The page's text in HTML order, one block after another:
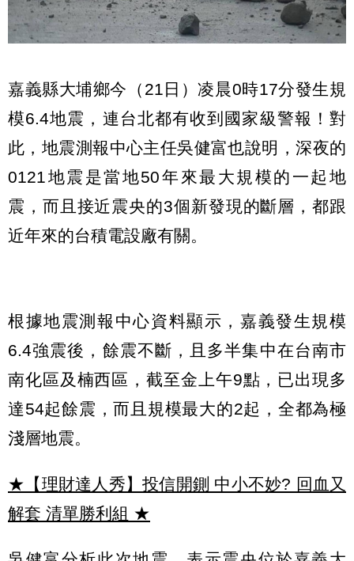
嘉義縣大埔鄉今（21日）凌晨0時17分發生規
模6.4地震，連台北都有收到國家級警報！對
此，地震測報中心主任吳健富也說明，深夜的
0121地震是當地50年來最大規模的一起地
震，而且接近震央的3個新發現的斷層，都跟
近年來的台積電設廠有關。
根據地震測報中心資料顯示，嘉義發生規模
6.4強震後，餘震不斷，且多半集中在台南市
南化區及楠西區，截至金上午9點，已出現多
達54起餘震，而且規模最大的2起，全都為極
淺層地震。
★【理財達人秀】投信開鍘 中小不妙? 回血又
解套 清單勝利組 ★